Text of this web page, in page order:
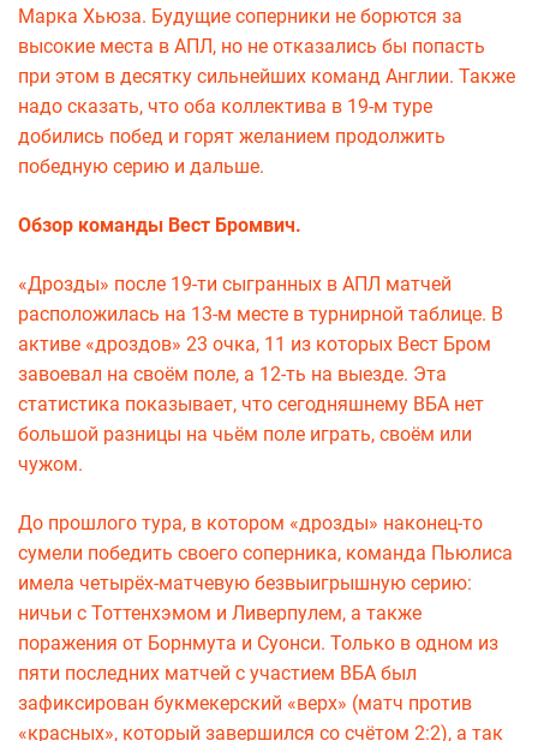
Марка Хьюза. Будущие соперники не борются за
высокие места в АПЛ, но не отказались бы попасть
при этом в десятку сильнейших команд Англии. Также
надо сказать, что оба коллектива в 19-м туре
добились побед и горят желанием продолжить
победную серию и дальше.
Обзор команды Вест Бромвич.
«Дрозды» после 19-ти сыгранных в АПЛ матчей
расположилась на 13-м месте в турнирной таблице. В
активе «дроздов» 23 очка, 11 из которых Вест Бром
завоевал на своём поле, а 12-ть на выезде. Эта
статистика показывает, что сегодняшнему ВБА нет
большой разницы на чьём поле играть, своём или
чужом.
До прошлого тура, в котором «дрозды» наконец-то
сумели победить своего соперника, команда Пьюлиса
имела четырёх-матчевую безвыигрышную серию:
ничьи с Тоттенхэмом и Ливерпулем, а также
поражения от Борнмута и Суонси. Только в одном из
пяти последних матчей с участием ВБА был
зафиксирован букмекерский «верх» (матч против
«красных», который завершился со счётом 2:2), а так